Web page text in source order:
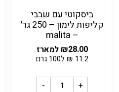
ביסקוטי עם שבבי
קליפות לימון – 250 גר׳
– malita
₪28.00 למארז
11.2
₪ ל100 גרם
- +